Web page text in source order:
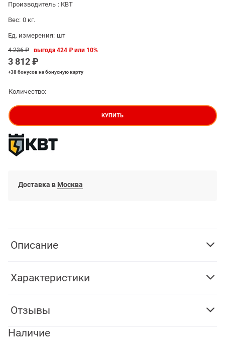
Производитель : КВТ
Вес: 0 кг.
Ед. измерения: шт
4 236 ₽
3 812 ₽
выгода424 ₽ или 10%
+38 бонусовна бонусную карту
Количество:
КУПИТЬ
Доставка в Москва
Описание
Характеристики
Отзывы
Наличие